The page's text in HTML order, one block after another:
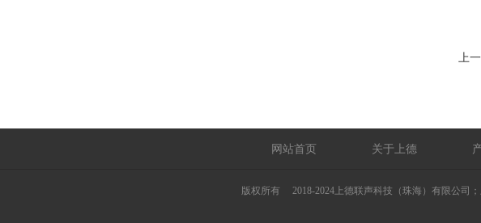
上
网站首页 关于上德
版权所有© 2018-2024上德联声科技（珠海）有限公司